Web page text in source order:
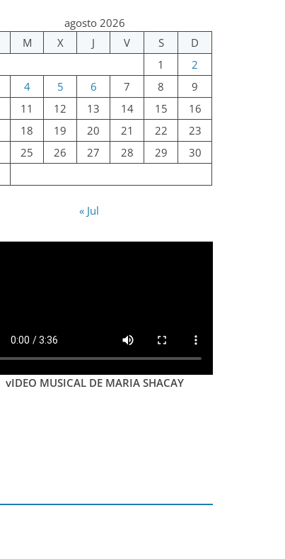
agosto 2026
M X J V S
D
1
2
4 5 6 7 8
9
11 12 13 14 15
16
18 19 20 21 22
23
25 26 27 28 29
30
« Jul
vIDEO MUSICAL DE MARIA SHACAY